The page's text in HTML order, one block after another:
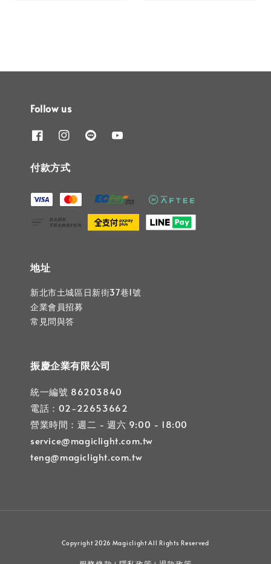
Follow us
付款方式
地址
新北市土城區日新街37巷1號
企業會員招募
常見問與答
振慶企業有限公司
統一編號 86203840
電話：02-22653662
營業時間：週二 - 週六 9:00 - 18:00
service@magiclight.com.tw
teng@magiclight.com.tw
Copyright 2026 Magiclight All Rights Reserved